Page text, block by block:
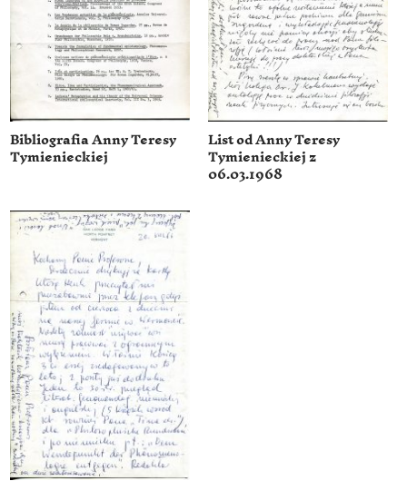
Bibliografia Anny Teresy
Tymienieckiej
List od Anny Teresy
Tymienieckiej z
06.03.1968